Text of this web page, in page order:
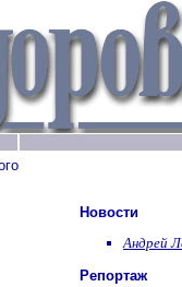
Новости
Андрей
Репортаж